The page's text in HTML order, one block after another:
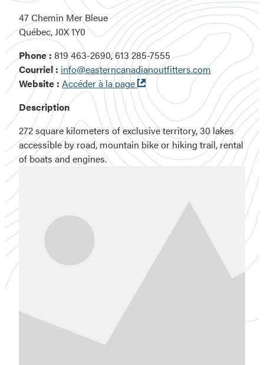
47 Chemin Mer Bleue
Québec, J0X 1Y0
Phone : 819 463-2690, 613 285-7555
Courriel : info@easterncanadianoutfitters.com
Website : Accéder à la page
Ouvre
dans
une
nouvelle
fenêtre
Description
272 square kilometers of exclusive territory, 30 lakes
accessible by road, mountain bike or hiking trail, rental
of boats and engines.